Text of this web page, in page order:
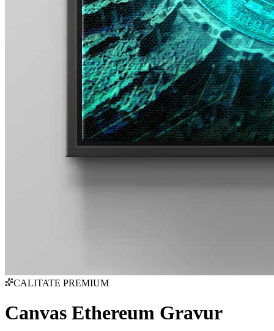
CALITATE PREMIUM
Canvas Ethereum Gravur